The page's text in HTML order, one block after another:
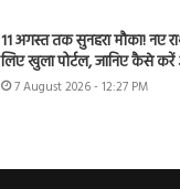
11 अगस्त तक सुनहरा मौका! नए
लिए खुला पोर्टल, जानिए कैसे
7 August 2026 - 12:27 PM